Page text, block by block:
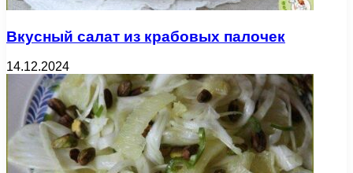
Вкусный салат из крабовых палочек
14.12.2024